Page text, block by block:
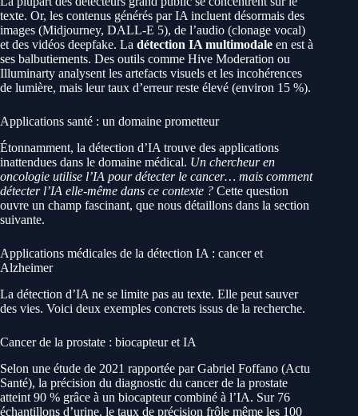
texte. Or, les contenus générés par IA incluent désormais des
images (Midjourney, DALL-E 5), de l’audio (clonage vocal)
et des vidéos deepfake. La détection IA multimodale en est à
ses balbutiements. Des outils comme Hive Moderation ou
Illuminarty analysent les artefacts visuels et les incohérences
de lumière, mais leur taux d’erreur reste élevé (environ 15 %).
Applications santé : un domaine prometteur
Étonnamment, la détection d’IA trouve des applications
inattendues dans le domaine médical. Un chercheur en
oncologie utilise l’IA pour détecter le cancer… mais comment
détecter l’IA elle-même dans ce contexte ? Cette question
ouvre un champ fascinant, que nous détaillons dans la section
suivante.
Applications médicales de la détection IA : cancer et
Alzheimer
La détection d’IA ne se limite pas au texte. Elle peut sauver
des vies. Voici deux exemples concrets issus de la recherche.
Cancer de la prostate : biocapteur et IA
Selon une étude de 2021 rapportée par Gabriel Foffano (Actu
Santé), la précision du diagnostic du cancer de la prostate
atteint 90 % grâce à un biocapteur combiné à l’IA. Sur 76
échantillons d’urine, le taux de précision frôle même les 100